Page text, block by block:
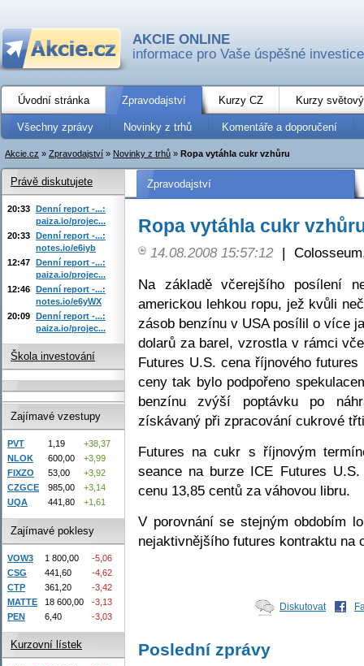
AKCIE ONLINE
informace pro Vaše úspěšné investice
Úvodní stránka Zpravodajství Kurzy CZ Kurzy
Všechny zprávy Novinky z trhů Komentáře a doporučení
Akcie.cz » Zpravodajství » Novinky z trhů » Ropa vytáhla cukr vzhůru
Zpravodajství
Ropa vytáhla cukr
14.08.2008 15:57:12 |
Na základě včerejšího posílení
americkou lehkou ropu, jež kvůli
zásob benzínu v USA posílil o více
dolarů za barel, vzrostla v rámci
Futures U.S. cena říjnového
ceny tak bylo podpořeno
benzínu zvýší poptávku po
získávaný při zpracování cukrové
Futures na cukr s říjnovým
seance na burze ICE Futures
cenu 13,85 centů za váhovou libru.
V porovnání se stejným obdobím
nejaktivnějšího futures kontraktu na
Diskutovat
Poslední zprávy
Právě diskutujete
20:33 Denní report -...:
paiza.io/projec...
20:33 Denní report -...:
notes.io/e6iyb
12:47 Denní report -...:
paiza.io/projec...
12:46 Denní report -...:
notes.io/e6yWX
20:09 Denní report -...:
paiza.io/projec...
Škola investování
Zajímavé vzestupy
PVT 1,19
+38,37
NLOK
600,00
+3,99
FIXZO
53,00
+3,92
CZGCE
985,00
+3,14
UQA
441,80 +1,61
Zajímavé poklesy
VOW3 1 800,00
-5,06
CSG
441,60
-4,62
CTP
361,20
-3,42
MATTE
18 600,00
-3,13
PEN
6,40 -3,03
Kurzovní lístek